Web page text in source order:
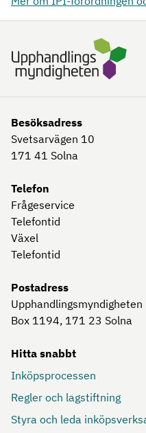
Besöksadress
Svetsarvägen 10
171 41 Solna
Telefon
Frågeservice
Telefontid
Växel
Telefontid
Postadress
Upphandlingsmyndigheten
Box 1194, 171 23 Solna
Hitta snabbt
Inköpsprocessen
Regler och lagstiftning
Styra och leda